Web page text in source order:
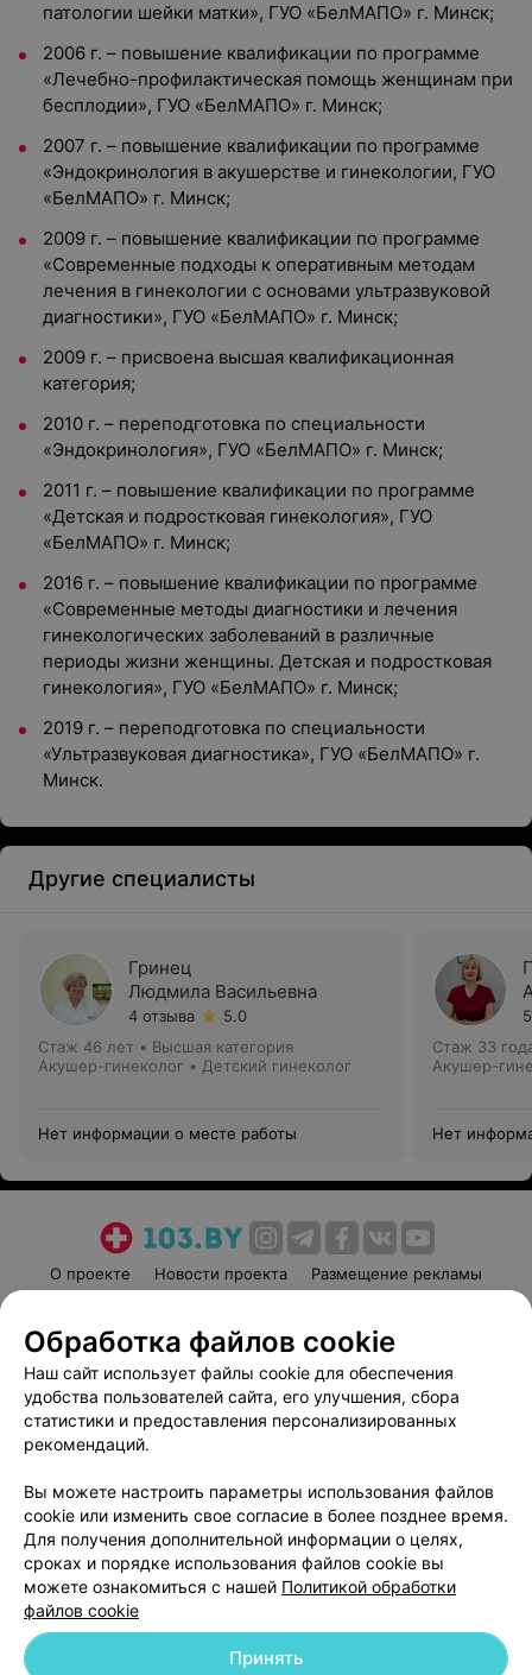
патологии шейки матки», ГУО «БелМАПО» г. Минск;
2006 г. – повышение квалификации по программе
«Лечебно-профилактическая помощь женщинам при
бесплодии», ГУО «БелМАПО» г. Минск;
2007 г. – повышение квалификации по программе
«Эндокринология в акушерстве и гинекологии, ГУО
«БелМАПО» г. Минск;
2009 г. – повышение квалификации по программе
«Современные подходы к оперативным методам
лечения в гинекологии с основами ультразвуковой
диагностики», ГУО «БелМАПО» г. Минск;
2009 г. – присвоена высшая квалификационная
категория;
2010 г. – переподготовка по специальности
«Эндокринология», ГУО «БелМАПО» г. Минск;
2011 г. – повышение квалификации по программе
«Детская и подростковая гинекология», ГУО
«БелМАПО» г. Минск;
2016 г. – повышение квалификации по программе
«Современные методы диагностики и лечения
гинекологических заболеваний в различные
периоды жизни женщины. Детская и подростковая
гинекология», ГУО «БелМАПО» г. Минск;
2019 г. – переподготовка по специальности
«Ультразвуковая диагностика», ГУО «БелМАПО» г.
Минск.
Другие специалисты
Гринец
Людмила Васильевна
4 отзыва
5.0
Стаж 46 лет • Высшая категория
Акушер-гинеколог • Детский гинеколог
Нет информации о месте работы
Стаж 33
Акушер-
Нет
О проекте Новости проекта
Размещение рекламы
Пользовательское соглашение
Способы оплаты
Вакансии
Партнеры
Написать руководителю 103.by
Обработка персональных данных
© 2026 ООО «Артокс Лаб», УНП 191700409 | 220012, Республика Беларусь,
Обработка файлов cookie
Наш сайт использует файлы cookie для обеспечения
удобства пользователей сайта, его улучшения, сбора
статистики и предоставления персонализированных
рекомендаций.
Вы можете настроить параметры использования файлов
cookie или изменить свое согласие в более позднее время.
Для получения дополнительной информации о целях,
сроках и порядке использования файлов cookie вы
можете ознакомиться с нашей Политикой обработки
файлов cookie
Принять